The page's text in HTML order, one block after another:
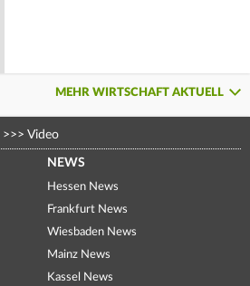
MEHR WIRTSCHAFT AKTUELL
>>> Video
NEWS
Hessen News
Frankfurt News
Wiesbaden News
Mainz News
Kassel News